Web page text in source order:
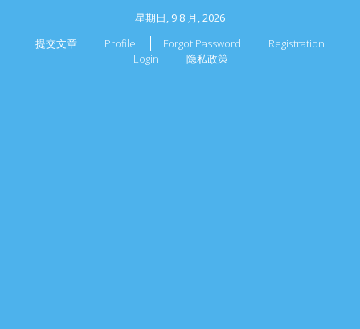
星期日, 9 8 月, 2026
提交文章
Profile Forgot Password
Registration
Login
隐私政策